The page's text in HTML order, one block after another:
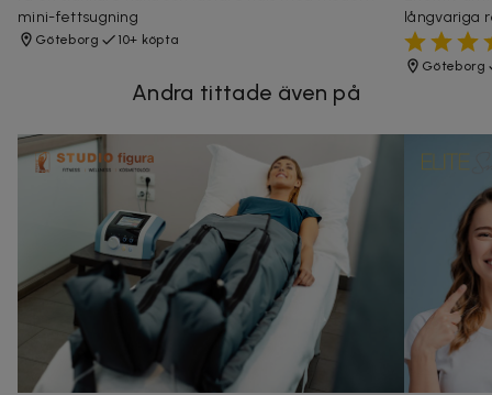
mini-fettsugning
Göteborg 10+ köpta
långvariga
Göteborg
Andra tittade även på